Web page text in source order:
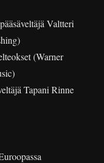
Valtteri
(Warner
Tapani Rinne